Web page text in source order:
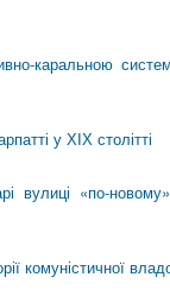
каральною
у ХІХ столітті
вулиці «по-
комуністичної